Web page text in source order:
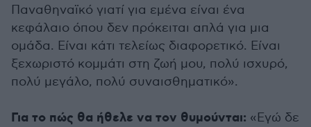
Παναθηναϊκό γιατί για εμένα είναι ένα
κεφάλαιο όπου δεν πρόκειται απλά για μια
ομάδα. Είναι κάτι τελείως διαφορετικό. Είναι
ξεχωριστό κομμάτι στη ζωή μου, πολύ ισχυρό,
πολύ μεγάλο, πολύ συναισθηματικό».
Για το πώς θα ήθελε να τον θυμούνται: «Εγώ δε